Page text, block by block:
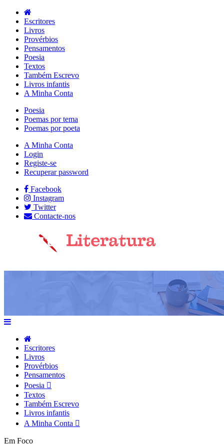
Escritores
Livros
Provérbios
Pensamentos
Poesia
Textos
Também Escrevo
Livros infantis
A Minha Conta
Poesia
Poemas por tema
Poemas por poeta
A Minha Conta
Login
Registe-se
Recuperar password
Facebook
Instagram
Twitter
Contacte-nos
Escritores
Livros
Provérbios
Pensamentos
Poesia
Textos
Também Escrevo
Livros infantis
A Minha Conta
Em Foco